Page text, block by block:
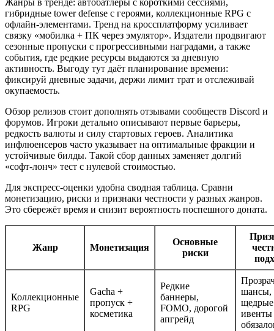
Жанры в тренде: автобатлеры с короткими сессиями,
гибридные tower defense с героями, коллекционные RPG с
офлайн-элементами. Тренд на кроссплатформу усиливает
связку «мобилка + ПК через эмулятор». Издатели продвигают
сезонные пропуски с прогрессивными наградами, а также
события, где редкие ресурсы выдаются за дневную
активность. Выгоду тут даёт планирование времени:
фиксируй дневные задачи, держи лимит трат и отслеживай
окупаемость.
Обзор релизов стоит дополнять отзывами сообществ Discord и
форумов. Игроки детально описывают первые барьеры,
редкость валюты и силу стартовых героев. Аналитика
инфлюенсеров часто указывает на оптимальные фракции и
устойчивые билды. Такой сбор данных заменяет долгий
«софт-лонч» тест с нулевой стоимостью.
Для экспресс-оценки удобна сводная таблица. Сравни
монетизацию, риски и признаки честности у разных жанров.
Это сбережёт время и снизит вероятность поспешного доната.
Жанр Монетизация
Основные
риски
Коллекционные
RPG
Gacha +
пропуск +
косметика
Редкие
баннеры,
FOMO, дорогой
апгрейд
шансы,
щедрые
ивенты